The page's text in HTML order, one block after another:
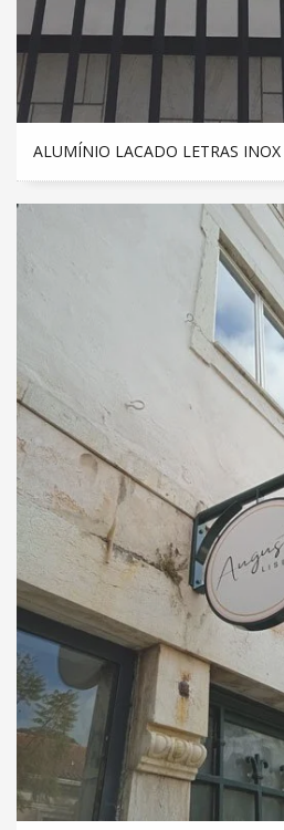
ALUMÍNIO LACADO LETRAS